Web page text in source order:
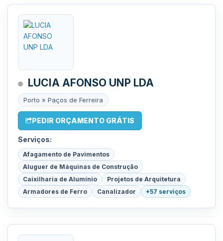
LUCIA AFONSO UNP LDA
Porto » Paços de Ferreira
PEDIR ORÇAMENTO GRÁTIS
Serviços:
Afagamento de Pavimentos
Aluguer de Máquinas de Construção
Caixilharia de Alumínio
Projetos de Arquitetura
Armadores de Ferro
Canalizador +57 serviços